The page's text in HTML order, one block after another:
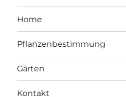
Home
Pflanzenbestimmung
Gärten
Kontakt